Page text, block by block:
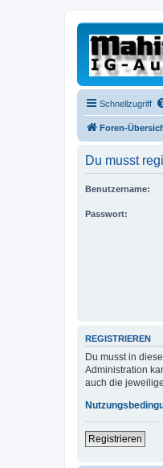
Schnellzugriff
Foren-
Du musst
Benutzername:
Passwort:
REGISTRIEREN
Du musst in
Administration
auch die
Registrieren